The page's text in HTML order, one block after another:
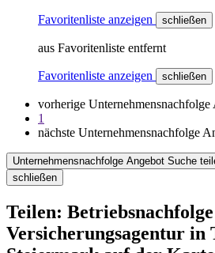
Favoritenliste anzeigen schließen
aus Favoritenliste entfernt
Favoritenliste anzeigen schließen
vorherige Unternehmensnachfolge
1
nächste Unternehmensnachfolge
Unternehmensnachfolge Angebot Suche
schließen
Teilen: Betriebsnachfolge
Versicherungsagentur in